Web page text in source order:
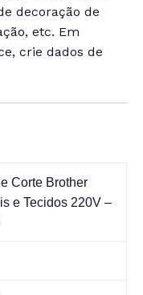
decoração de
etc. Em
crie dados de
Corte Brother
e Tecidos 220V –